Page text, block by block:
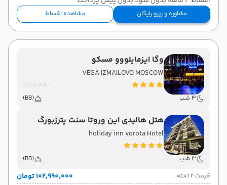
مشاوره و رزرو رایگان مشاهده اقساط
وگا ایزمایلووو مسکو
VEGA IZMAILOVO MOSCOW
تصاویر هتل
3 شب (BB)
هتل هالیدی این وروتا سنت پترزبورگ
holiday inn vorota Hotel
3 شب
(BB)
قیمت 2 تخته
۱۰۲٬۹۹۰٬۰۰۰ تومان